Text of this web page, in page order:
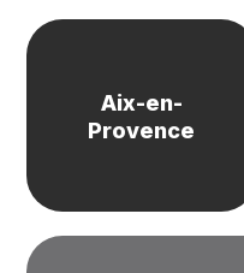
Aix-en-
Provence